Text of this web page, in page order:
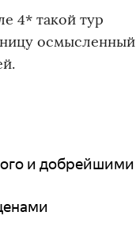
4* такой тур
осмысленный
и добрейшими